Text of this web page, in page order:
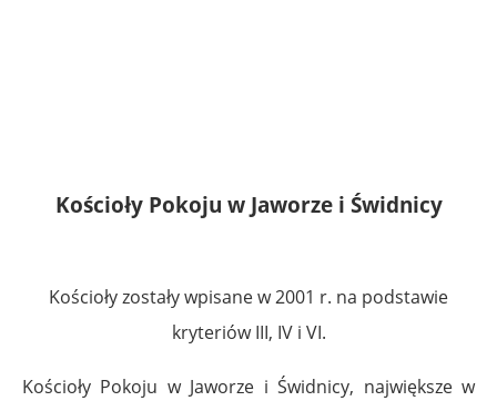
Kościoły Pokoju w Jaworze i Świdnicy
Kościoły zostały wpisane w 2001 r. na podstawie
kryteriów III, IV i VI.
Kościoły Pokoju w Jaworze i Świdnicy, największe w